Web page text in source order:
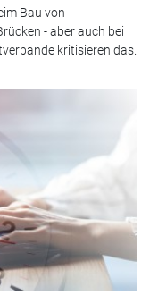
Bau von
- aber auch bei
kritisieren das.